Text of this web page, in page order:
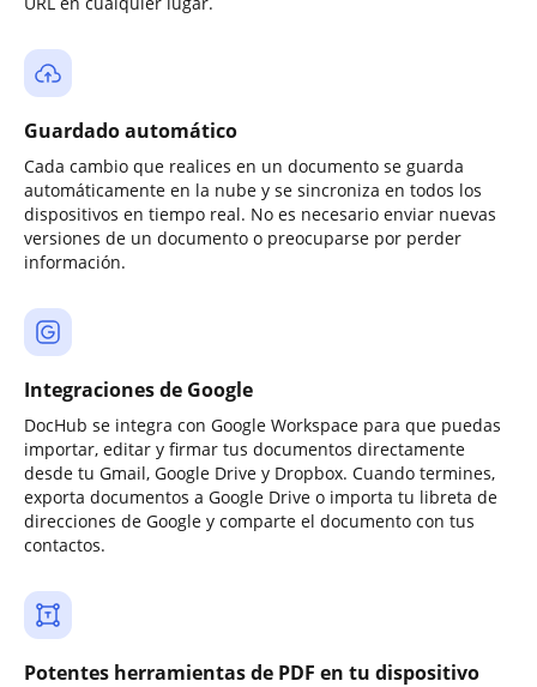
Guardado automático
Cada cambio que realices en un documento se guarda
automáticamente en la nube y se sincroniza en todos los
dispositivos en tiempo real. No es necesario enviar nuevas
versiones de un documento o preocuparse por perder
información.
Integraciones de Google
DocHub se integra con Google Workspace para que puedas
importar, editar y firmar tus documentos directamente
desde tu Gmail, Google Drive y Dropbox. Cuando termines,
exporta documentos a Google Drive o importa tu libreta de
direcciones de Google y comparte el documento con tus
contactos.
Potentes herramientas de PDF en tu dispositivo